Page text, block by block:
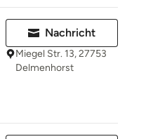
Nachricht
Miegel Str. 13, 27753
Delmenhorst